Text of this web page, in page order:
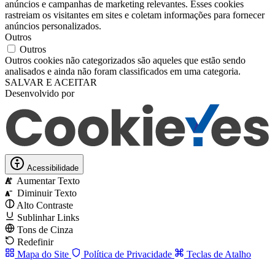
anúncios e campanhas de marketing relevantes. Esses cookies
rastreiam os visitantes em sites e coletam informações para fornecer
anúncios personalizados.
Outros
Outros
Outros cookies não categorizados são aqueles que estão sendo
analisados ​​e ainda não foram classificados em uma categoria.
SALVAR E ACEITAR
Desenvolvido por
Acessibilidade
A Aumentar Texto
A
Diminuir Texto
Alto Contraste
Sublinhar Links
Tons de Cinza
Redefinir
Mapa do Site
Política de Privacidade Teclas de Atalho